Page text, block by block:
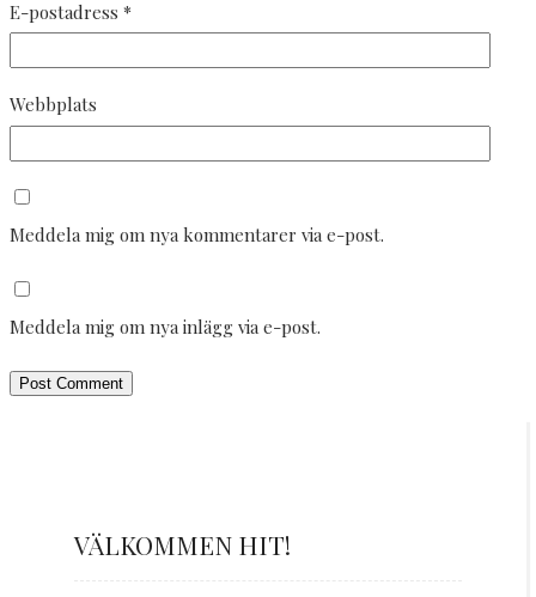
E-postadress *
Webbplats
Meddela mig om nya kommentarer via e-post.
Meddela mig om nya inlägg via e-post.
VÄLKOMMEN HIT!